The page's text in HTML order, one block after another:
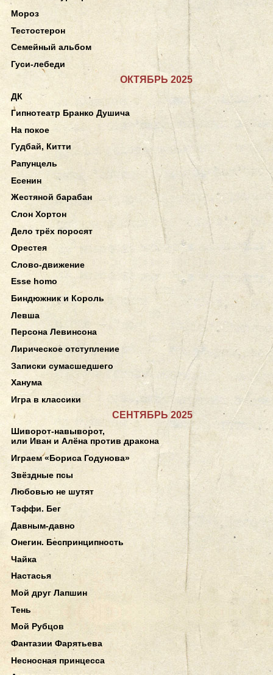
Мороз
Тестостерон
Семейный альбом
Гуси-лебеди
ОКТЯБРЬ 2025
ДК
Гипнотеатр Бранко Душича
На покое
Гудбай, Китти
Рапунцель
Есенин
Жестяной барабан
Слон Хортон
Дело трёх поросят
Орестея
Слово-движение
Esse homo
Биндюжник и Король
Левша
Персона Левинсона
Лирическое отступление
Записки сумасшедшего
Ханума
Игра в классики
СЕНТЯБРЬ 2025
Шиворот-навыворот,
или Иван и Алёна против дракона
Играем «Бориса Годунова»
Звёздные псы
Любовью не шутят
Тэффи. Бег
Давным-давно
Онегин. Беспринципность
Чайка
Настасья
Мой друг Лапшин
Тень
Мой Рубцов
Фантазии Фарятьева
Несносная принцесса